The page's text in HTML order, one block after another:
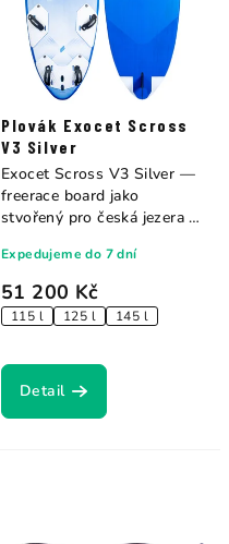
Plovák Exocet Scross
V3 Silver
51 200 Kč
115 l 125 l 145 l
Expedujeme do 7 dní
Detail
Exocet Scross V3 Silver —
freerace board jako
stvořený pro česká jezera a